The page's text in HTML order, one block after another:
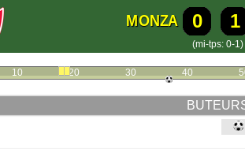
MONZA 0 1
(mi-tps: 0-1)
10 20 30 40